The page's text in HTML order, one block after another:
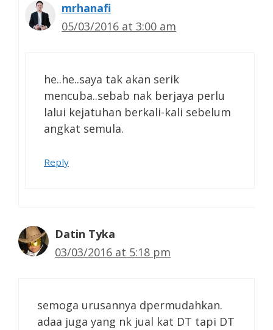
mrhanafi
05/03/2016 at 3:00 am
he..he..saya tak akan serik
mencuba..sebab nak berjaya perlu
lalui kejatuhan berkali-kali sebelum
angkat semula.
Reply
Datin Tyka
03/03/2016 at 5:18 pm
semoga urusannya dpermudahkan.
adaa juga yang nk jual kat DT tapi DT